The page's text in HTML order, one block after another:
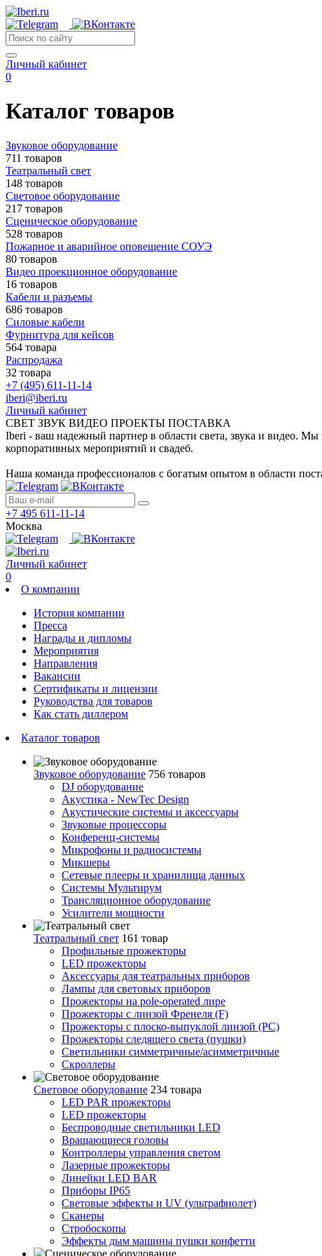
Личный кабинет
0
Каталог товаров
Звуковое оборудование
711 товаров
Театральный свет
148 товаров
Световое оборудование
217 товаров
Сценическое оборудование
528 товаров
Пожарное и аварийное оповещение СОУЭ
80 товаров
Видео проекционное оборудование
16 товаров
Кабели и разъемы
686 товаров
Силовые кабели
Фурнитура для кейсов
564 товара
Распродажа
32 товара
+7 (495) 611-11-14
iberi@iberi.ru
Личный кабинет
СВЕТ ЗВУК ВИДЕО ПРОЕКТЫ ПОСТАВКА
Iberi - ваш надежный партнер в области света, звука и видео.
корпоративных мероприятий и свадеб.
Наша команда профессионалов с богатым опытом в области
+7 495 611-11-14
Москва
Личный кабинет
0
О компании
История компании
Пресса
Награды и дипломы
Мероприятия
Направления
Вакансии
Сертификаты и лицензии
Руководства для товаров
Как стать диллером
Каталог товаров
Звуковое оборудование 756 товаров
DJ оборудование
Акустика - NewTec Design
Акустические системы и аксессуары
Звуковые процессоры
Конференц-системы
Микрофоны и радиосистемы
Микшеры
Сетевые плееры и хранилища данных
Системы Мультирум
Трансляционное оборудование
Усилители мощности
Театральный свет 161 товар
Профильные прожекторы
LED прожекторы
Аксессуары для театральных приборов
Лампы для световых приборов
Прожекторы на pole-operated лире
Прожекторы с линзой Френеля (F)
Прожекторы с плоско-выпуклой линзой (PC)
Прожекторы следящего света (пушки)
Светильники симметричные/асимметричные
Скроллеры
Световое оборудование 234 товара
LED PAR прожекторы
LED прожекторы
Беспроводные светильники LED
Вращающиеся головы
Контроллеры управления светом
Лазерные прожекторы
Линейки LED BAR
Приборы IP65
Световые эффекты и UV (ультрафиолет)
Сканеры
Стробоскопы
Эффекты дым машины пушки конфетти